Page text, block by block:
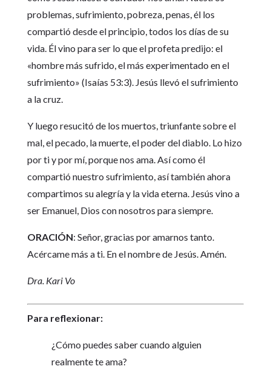
problemas, sufrimiento, pobreza, penas, él los
compartió desde el principio, todos los días de su
vida. Él vino para ser lo que el profeta predijo: el
«hombre más sufrido, el más experimentado en el
sufrimiento» (Isaías 53:3). Jesús llevó el sufrimiento
a la cruz.
Y luego resucitó de los muertos, triunfante sobre el
mal, el pecado, la muerte, el poder del diablo. Lo hizo
por ti y por mí, porque nos ama. Así como él
compartió nuestro sufrimiento, así también ahora
compartimos su alegría y la vida eterna. Jesús vino a
ser Emanuel, Dios con nosotros para siempre.
ORACIÓN: Señor, gracias por amarnos tanto.
Acércame más a ti. En el nombre de Jesús. Amén.
Dra. Kari Vo
Para reflexionar:
¿Cómo puedes saber cuando alguien
realmente te ama?